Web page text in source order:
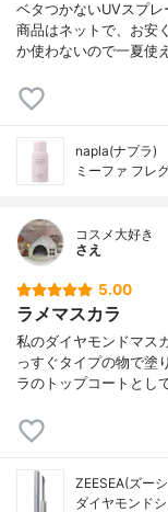
ベタつかないUVスプ
商品はネットで、お安
か使わないので一夏使
napla(ナプラ)
ミーファ フレ
コスメ大好き
さえ
5.00
ラメマスカラ
私のダイヤモンドマス
っすぐタイプの物で塗
ラのトップコートとし
ZEESEA(ズー
ダイヤモンド